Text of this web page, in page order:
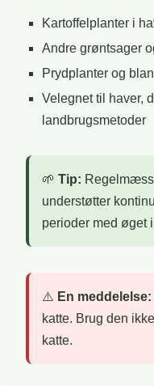
Kartoffelplanter i
Andre grøntsager
Prydplanter og
Velegnet til haver,
landbrugsmetoder
🌱 Tip:
understøtter
perioder med øget
⚠️ En meddelelse:
katte. Brug den
katte.